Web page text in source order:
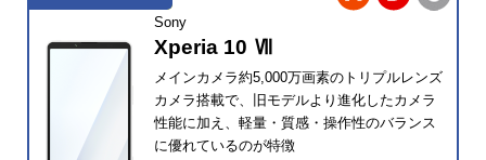
Sony
Xperia 10 Ⅶ
メインカメラ約5,000万画素のトリプルレンズ
カメラ搭載で、旧モデルより進化したカメラ
性能に加え、軽量・質感・操作性のバランス
に優れているのが特徴